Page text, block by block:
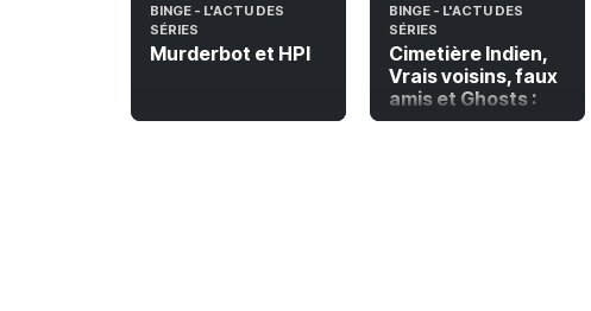
BINGE - L'ACTU DES
SÉRIES
Murderbot et HPI
BINGE - L'ACTU DES
SÉRIES
Cimetière Indien,
Vrais voisins, faux
amis et Ghosts :
Fantômes en